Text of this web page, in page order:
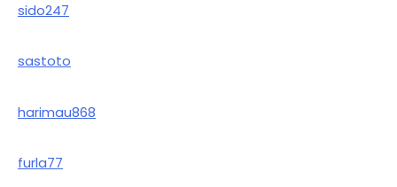
sido247
sastoto
harimau868
furla77